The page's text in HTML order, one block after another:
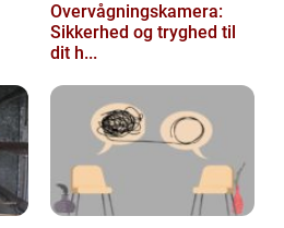
Overvågningskamera:
Sikkerhed og tryghed til
dit h...